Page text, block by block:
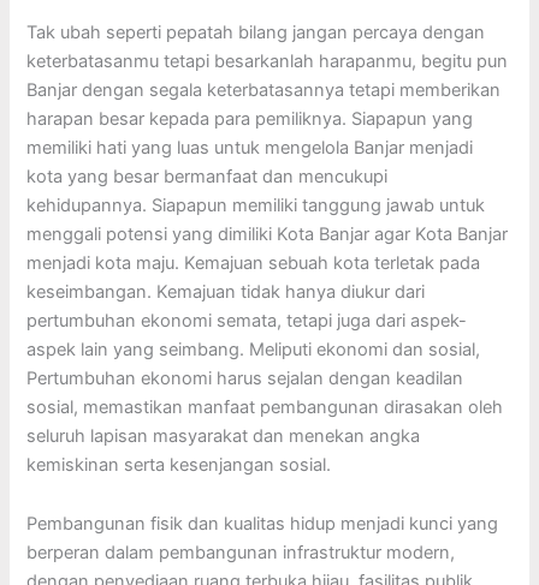
Tak ubah seperti pepatah bilang jangan percaya dengan
keterbatasanmu tetapi besarkanlah harapanmu, begitu pun
Banjar dengan segala keterbatasannya tetapi memberikan
harapan besar kepada para pemiliknya. Siapapun yang
memiliki hati yang luas untuk mengelola Banjar menjadi
kota yang besar bermanfaat dan mencukupi
kehidupannya. Siapapun memiliki tanggung jawab untuk
menggali potensi yang dimiliki Kota Banjar agar Kota Banjar
menjadi kota maju. Kemajuan sebuah kota terletak pada
keseimbangan. Kemajuan tidak hanya diukur dari
pertumbuhan ekonomi semata, tetapi juga dari aspek-
aspek lain yang seimbang. Meliputi ekonomi dan sosial,
Pertumbuhan ekonomi harus sejalan dengan keadilan
sosial, memastikan manfaat pembangunan dirasakan oleh
seluruh lapisan masyarakat dan menekan angka
kemiskinan serta kesenjangan sosial.
Pembangunan fisik dan kualitas hidup menjadi kunci yang
berperan dalam pembangunan infrastruktur modern,